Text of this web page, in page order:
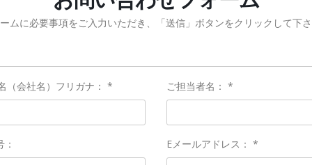
ムに必要事項をご入力いただき、「送信」ボタンをクリックして下
（会社名）フリガナ： * ご担当者名： *
Eメールアドレス： *